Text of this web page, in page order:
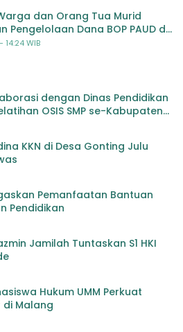
dan Orang Tua Murid
Pengelolaan Dana BOP PAUD di
Selatan
WIB
dengan Dinas Pendidikan
OSIS SMP se-Kabupaten
KKN di Desa Gonting Julu
Pemanfaatan Bantuan
Pendidikan
Jamilah Tuntaskan S1 HKI
Hukum UMM Perkuat
di Malang